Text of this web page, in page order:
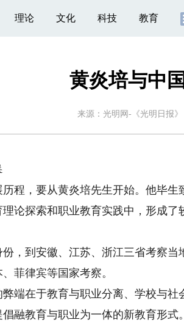
理论 文化 科技 教育
黄炎培与中
来源： 光明网-《光明日报》
，要从黄炎培先生开始。他毕生
论探索和职业教育实践中，形成了
到安徽、江苏、浙江三省考察当
菲律宾等国家考察。
在于教育与职业分离、学校与社
融教育与职业为一体的新教育形式。